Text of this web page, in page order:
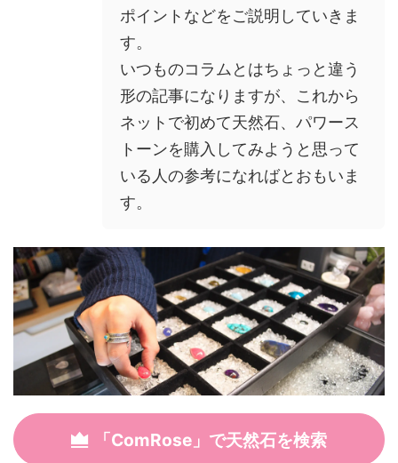
ポイントなどをご説明していきま
す。
いつものコラムとはちょっと違う
形の記事になりますが、これから
ネットで初めて天然石、パワース
トーンを購入してみようと思って
いる人の参考になればとおもいま
す。
「ComRose」で天然石を検索